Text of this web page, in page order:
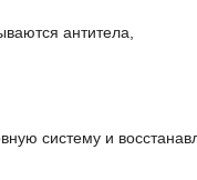
антитела,
систему и